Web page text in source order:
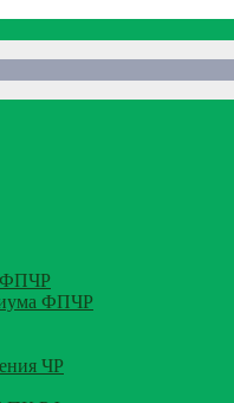
ФПЧР
ФПЧР
ЧР